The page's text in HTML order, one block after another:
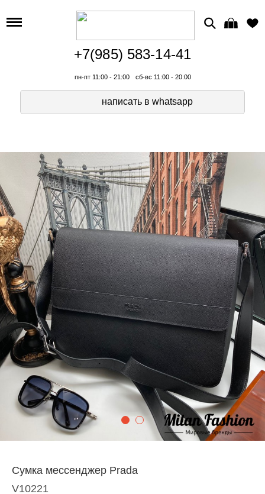
+7(985) 583-14-41
пн-пт 11:00 - 21:00 сб-вс 11:00 - 20:00
написать в whatsapp
Сумка мессенджер Prada
V10221